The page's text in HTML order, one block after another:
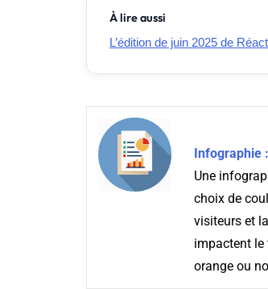
À lire aussi
L’édition de juin 2025 de
Infographie
Une
choix de
visiteurs et
impactent le
orange ou